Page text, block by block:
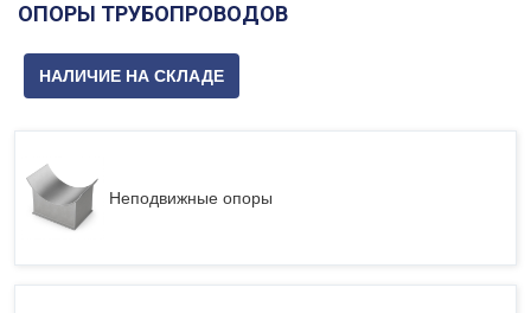
ОПОРЫ ТРУБОПРОВОДОВ
НАЛИЧИЕ НА СКЛАДЕ
Неподвижные опоры